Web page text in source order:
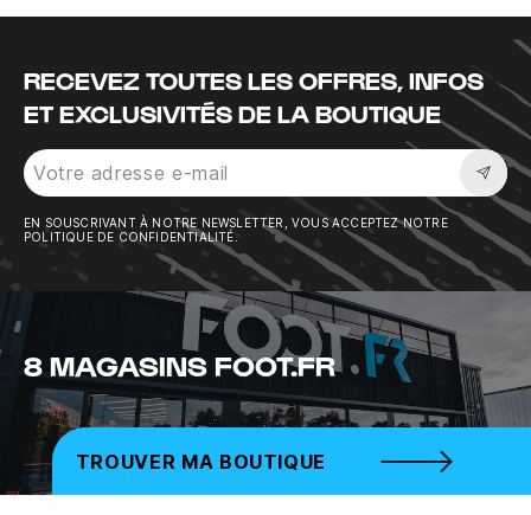
RECEVEZ TOUTES LES OFFRES, INFOS
ET EXCLUSIVITÉS DE LA BOUTIQUE
EN SOUSCRIVANT À NOTRE NEWSLETTER, VOUS ACCEPTEZ NOTRE
POLITIQUE DE CONFIDENTIALITÉ.
8 MAGASINS FOOT.FR
TROUVER MA BOUTIQUE